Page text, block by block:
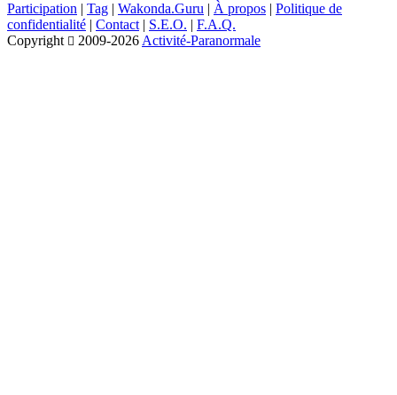
Participation | Tag | Wakonda.Guru | À propos | Politique de
confidentialité | Contact | S.E.O. | F.A.Q.
Copyright
2009-2026 Activité-Paranormale